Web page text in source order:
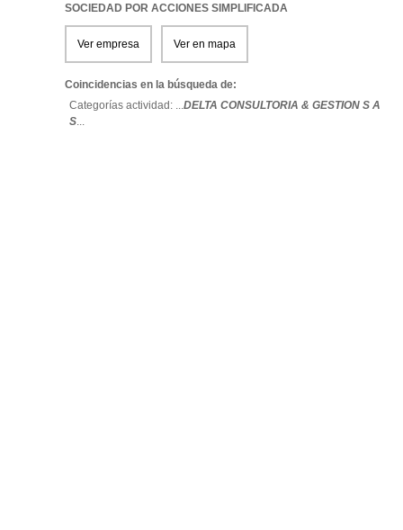
SOCIEDAD POR ACCIONES SIMPLIFICADA
Ver empresa Ver en mapa
Coincidencias en la búsqueda de:
Categorías actividad: ...DELTA CONSULTORIA & GESTION S A
S...